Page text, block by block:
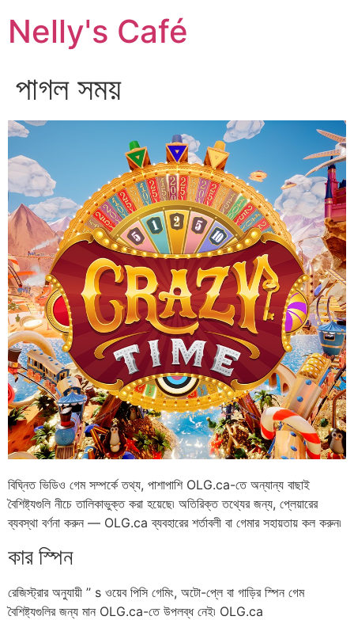
Nelly's Café
পাগল সময়
বিঘ্নিত ভিডিও গেম সম্পর্কে তথ্য, পাশাপাশি OLG.ca-তে অন্যান্য বাছাই
বৈশিষ্ট্যগুলি নীচে তালিকাভুক্ত করা হয়েছে৷ অতিরিক্ত তথ্যের জন্য, প্লেয়ারের
ব্যবস্থা বর্ণনা করুন — OLG.ca ব্যবহারের শর্তাবলী বা গেমার সহায়তায় কল করুন৷
কার স্পিন
রেজিস্ট্রার অনুযায়ী ’’ s ওয়েব পিসি গেমিং, অটো-প্লে বা গাড়ির স্পিন গেম
বৈশিষ্ট্যগুলির জন্য মান OLG.ca-তে উপলব্ধ নেই৷ OLG.ca